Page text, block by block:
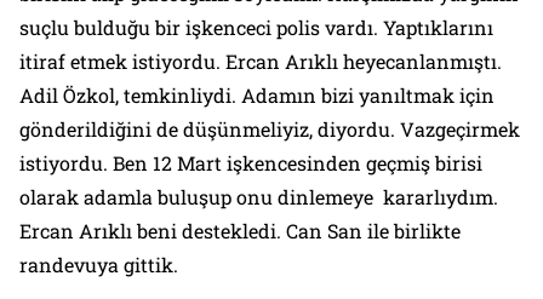
suçlu bulduğu bir işkenceci polis vardı. Yaptıklarını
itiraf etmek istiyordu. Ercan Arıklı heyecanlanmıştı.
Adil Özkol, temkinliydi. Adamın bizi yanıltmak için
gönderildiğini de düşünmeliyiz, diyordu. Vazgeçirmek
istiyordu. Ben 12 Mart işkencesinden geçmiş birisi
olarak adamla buluşup onu dinlemeye kararlıydım.
Ercan Arıklı beni destekledi. Can San ile birlikte
randevuya gittik.